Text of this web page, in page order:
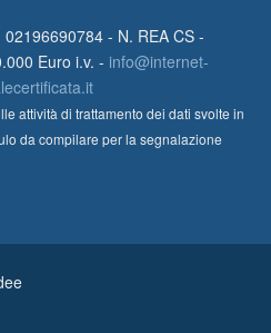
02196690784 - N. REA CS -
Euro i.v. - info@internet-
attività di trattamento dei dati svolte in
da compilare per la segnalazione